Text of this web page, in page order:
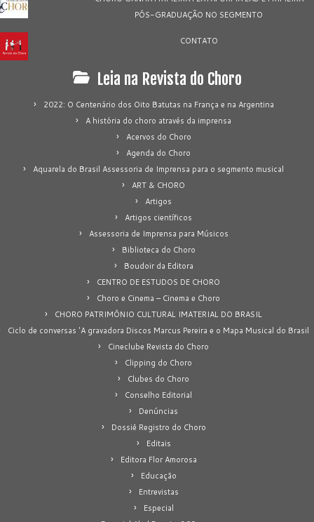
PÓS-GRADUAÇÃO NO SEGMENTO
CONTATO
Leia na Revista do Choro
2022: O Centenário dos Oito Batutas na França e na Argentina
A história do choro através da imprensa
Acervos do Choro
Agenda do Choro
Aquarela do Brasil Assessoria de Imprensa para o segmento musical
ART & CHORO
Artigos
Artigos científicos
Assessoria de Imprensa para Músicos
Biblioteca do Choro
Boudoir da Editora
CENTRO DE ESTUDOS DE CHORO
Choro e Cinema – Cinema e Choro
CHORO PATRIMÔNIO CULTURAL IMATERIAL DO BRASIL
Ciclo de conversas 'A gravadora Discos Marcus Pereira e o Mapa Musical do Brasil
Cineclube Revista do Choro
Clipping do Choro
Clubes do Choro
Conselho Editorial
Denúncias
Dossiê Registro do Choro
Editais
Editora Flor Amorosa
Educação
Entrevistas
Especial